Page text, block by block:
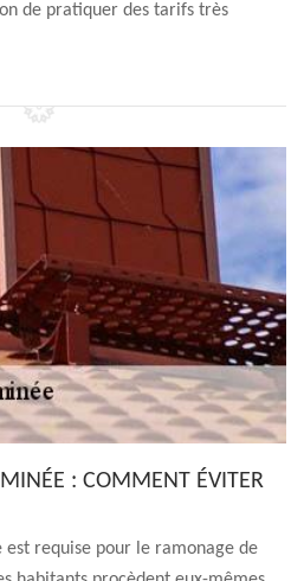
de pratiquer des tarifs très
: COMMENT ÉVITER
est requise pour le ramonage de